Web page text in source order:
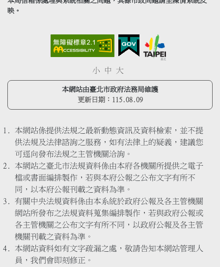
映。
小 中 大
本網站由臺北市政府法務局維護
更新日期： 115.08.09
本網站係提供法規之最新動態資訊及資料檢索，並不提
供法規及法律諮詢之服務，如有法律上的疑義，建議您
可逕向發布法規之主管機關洽詢。
本網站之臺北市法規資料係由本府各機關所提供之電子
檔或書面編排製作，若與本府公報之公布文字有所不
同，以本府公報刊載之資料為準。
有關中央法規資料係由本系統於政府公報及各主管機關
網站所發布之法規資料蒐集編排製作，若與政府公報或
各主管機關之公布文字有所不同，以政府公報及各主管
機關刊載之資料為準。
本網站資料如有文字疏漏之處，敬請告知本網站管理人
員，我們會即刻修正。